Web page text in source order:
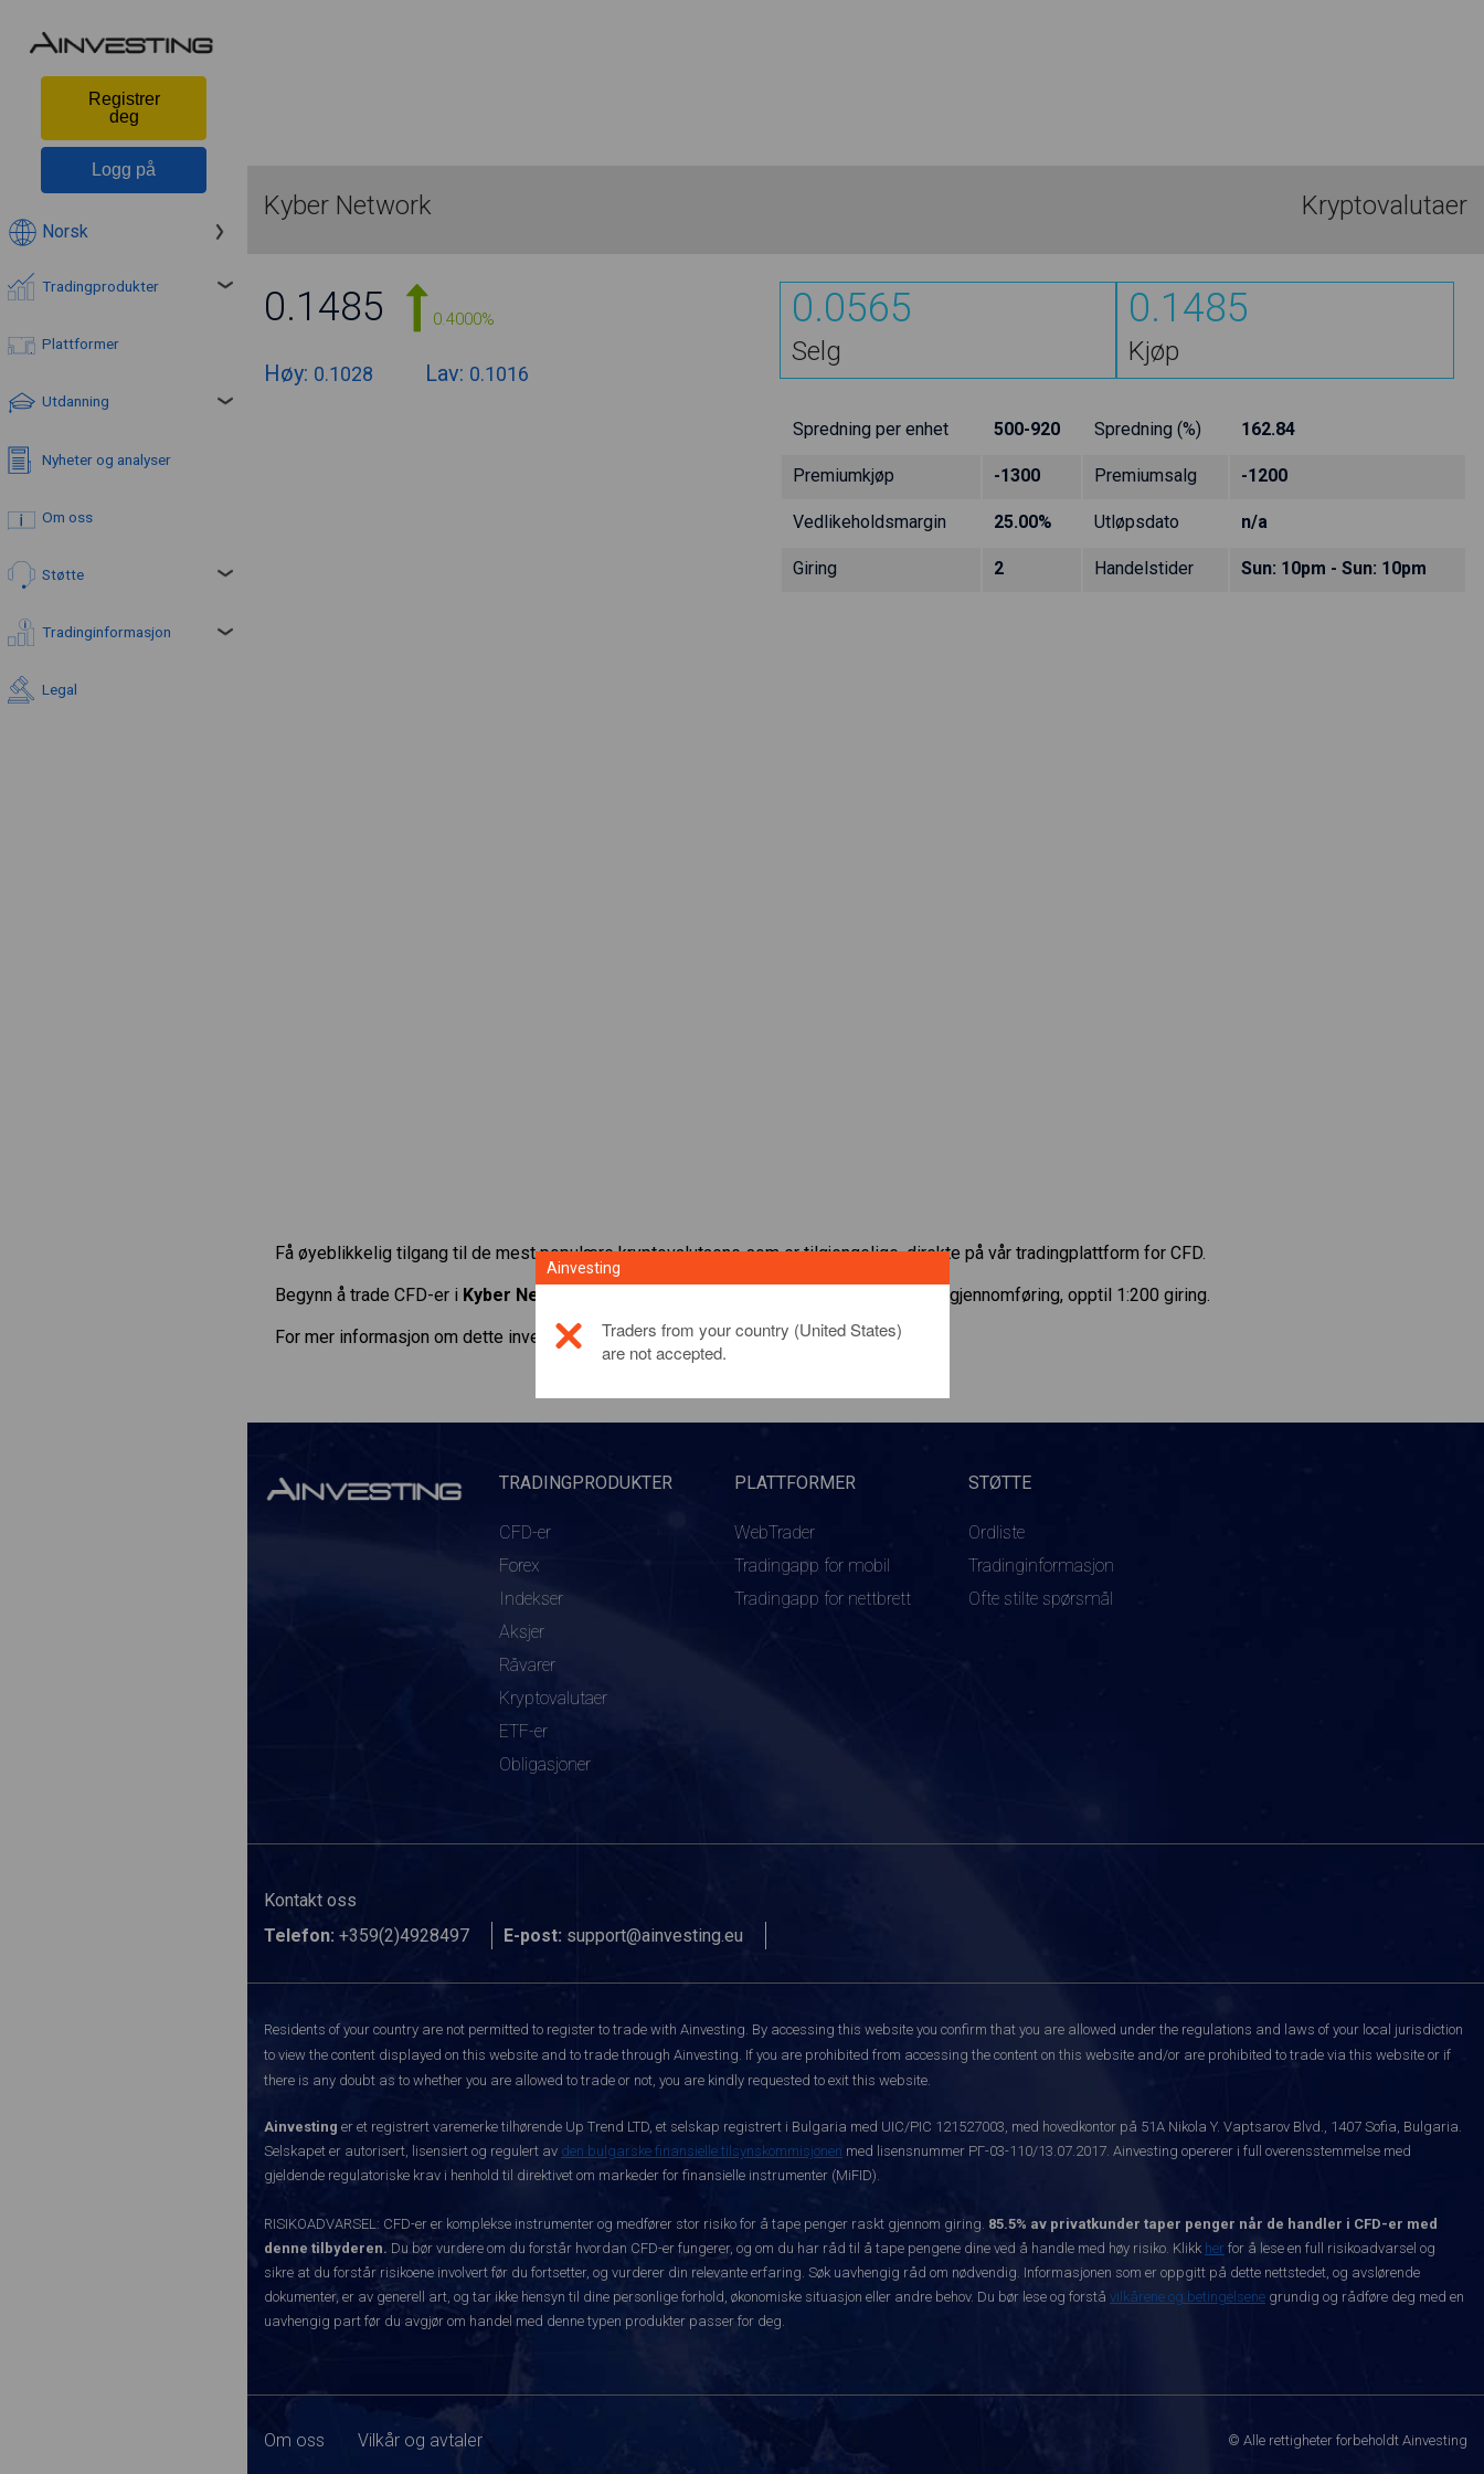
Registrer
deg
Logg på
Norsk
Tradingprodukter
Plattformer
Utdanning
Nyheter og analyser
Om oss
Støtte
Tradinginformasjon
Legal
Kyber Network Kryptovalutaer
0.1485 0.4000%
Høy: 0.1028 Lav: 0.1016
0.0565
Selg
0.1485
Kjøp
Spredning per enhet 500-920 Spredning (%) 162.84
Premiumkjøp -1300 Premiumsalg -1200
Vedlikeholdsmargin 25.00% Utløpsdato n/a
Giring 2 Handelstider Sun: 10pm - Sun: 10pm
Få øyeblikkelig tilgang til de mest populære kryptovalutaene som er tilgjengelige, direkte på vår tradingplattform for CFD.
Begynn å trade CFD-er i Kyber Network
med minimum vedlikeholdsmargin, best mulig gjennomføring, opptil 1:200 giring.
For mer informasjon om dette investeringsproduktet,klikk her
TRADINGPRODUKTER
CFD-er
Forex
Indekser
Aksjer
Råvarer
Kryptovalutaer
ETF-er
Obligasjoner
PLATTFORMER
WebTrader
Tradingapp for mobil
Tradingapp for nettbrett
STØTTE
Ordliste
Tradinginformasjon
Ofte stilte spørsmål
Kontakt oss
Telefon: +359(2)4928497 E-post: support@ainvesting.eu
Residents of your country are not permitted to register to trade with Ainvesting. By accessing this website you confirm that you are allowed under the regulations and laws of your local jurisdiction
to view the content displayed on this website and to trade through Ainvesting. If you are prohibited from accessing the content on this website and/or are prohibited to trade via this website or if
there is any doubt as to whether you are allowed to trade or not, you are kindly requested to exit this website.
Ainvesting er et registrert varemerke tilhørende Up Trend LTD, et selskap registrert i Bulgaria med UIC/PIC 121527003, med hovedkontor på 51A Nikola Y. Vaptsarov Blvd., 1407 Sofia, Bulgaria.
Selskapet er autorisert, lisensiert og regulert av den bulgarske finansielle tilsynskommisjonen med lisensnummer РГ-03-110/13.07.2017. Ainvesting opererer i full overensstemmelse med
gjeldende regulatoriske krav i henhold til direktivet om markeder for finansielle instrumenter (MiFID).
RISIKOADVARSEL: CFD-er er komplekse instrumenter og medfører stor risiko for å tape penger raskt gjennom giring. 85.5% av privatkunder taper penger når de handler i CFD-er med
denne tilbyderen. Du bør vurdere om du forstår hvordan CFD-er fungerer, og om du har råd til å tape pengene dine ved å handle med høy risiko. Klikk her for å lese en full risikoadvarsel og
sikre at du forstår risikoene involvert før du fortsetter, og vurderer din relevante erfaring. Søk uavhengig råd om nødvendig. Informasjonen som er oppgitt på dette nettstedet, og avslørende
dokumenter, er av generell art, og tar ikke hensyn til dine personlige forhold, økonomiske situasjon eller andre behov. Du bør lese og forstå vilkårene og betingelsene grundig og rådføre deg med en
uavhengig part før du avgjør om handel med denne typen produkter passer for deg.
Om oss Vilkår og avtaler © Alle rettigheter forbeholdt Ainvesting
Ainvesting
Traders from your country (United States)
are not accepted.